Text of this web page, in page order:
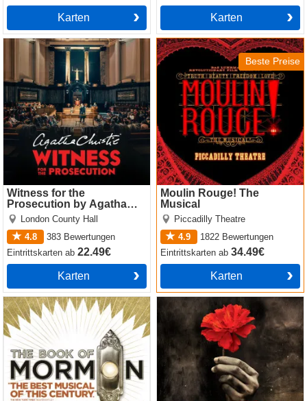
Karten Karten
Witness for the
Prosecution by Agatha
Christie
London County Hall
4.8
383 Bewertungen
Eintrittskartenab22.49€
Karten
Witness for the Prosecution
by Agatha Christie
Beste Preise
Moulin Rouge! The
Musical
Piccadilly Theatre
4.9
1822 Bewertungen
Eintrittskartenab34.49€
Karten
Moulin Rouge! The Musical
The Book of Mormon Hadestown